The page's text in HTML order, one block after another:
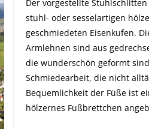
Der vorgestellte
stuhl- oder sesselartigen
geschmiedeten Eisenkufen.
Armlehnen sind aus
die wunderschön geformt
Schmiedearbeit, die nicht
Bequemlichkeit der Füße ist
hölzernes Fußbrettchen